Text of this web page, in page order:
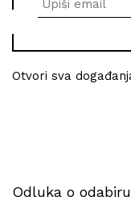
Otvori sva
Odluka o